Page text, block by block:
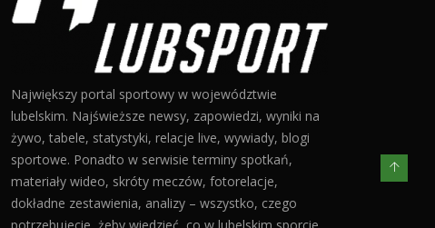
Największy portal sportowy w województwie
lubelskim. Najświeższe newsy, zapowiedzi, wyniki na
żywo, tabele, statystyki, relacje live, wywiady, blogi
sportowe. Ponadto w serwisie terminy spotkań,
materiały wideo, skróty meczów, fotorelacje,
dokładne zestawienia, analizy – wszystko, czego